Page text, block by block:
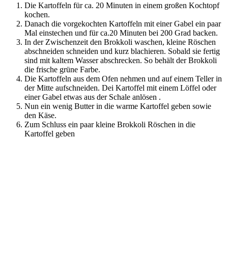
Die Kartoffeln für ca. 20 Minuten in einem großen Kochtopf
kochen.
Danach die vorgekochten Kartoffeln mit einer Gabel ein paar
Mal einstechen und für ca.20 Minuten bei 200 Grad backen.
In der Zwischenzeit den Brokkoli waschen, kleine Röschen
abschneiden schneiden und kurz blachieren. Sobald sie fertig
sind mit kaltem Wasser abschrecken. So behält der Brokkoli
die frische grüne Farbe.
Die Kartoffeln aus dem Ofen nehmen und auf einem Teller in
der Mitte aufschneiden. Dei Kartoffel mit einem Löffel oder
einer Gabel etwas aus der Schale anlösen .
Nun ein wenig Butter in die warme Kartoffel geben sowie
den Käse.
Zum Schluss ein paar kleine Brokkoli Röschen in die
Kartoffel geben